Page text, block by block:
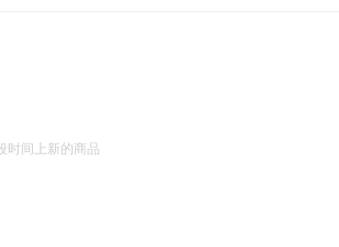
时间上新的商品